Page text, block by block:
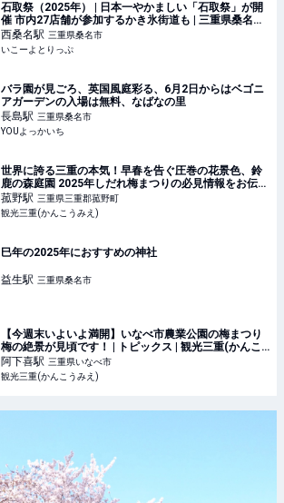
石取祭（2025年） | 日本一やかましい「石取祭」が開
催 市内27店舗が参加するかき氷街道も | 三重県桑名市 |
いこーよとりっぷ
西桑名駅 三重県桑名市
いこーよとりっぷ
バラ園が見ごろ、英国風庭彩る、6月2日からはベゴニ
アガーデンの入場は無料、なばなの里
長島駅 三重県桑名市
YOUよっかいち
世界に誇る三重の本気！早春を告ぐ圧巻の花景色、鈴
鹿の森庭園 2025年しだれ梅まつりの必見情報をお伝え
します♪ | トピックス | 観光三重(かんこうみえ)
菰野駅 三重県三重郡菰野町
観光三重(かんこうみえ)
巳年の2025年におすすめの神社
益生駅 三重県桑名市
【今週末いよいよ満開】いなべ市農業公園の梅まつり
梅の絶景が見頃です！ | トピックス | 観光三重(かんこ
うみえ)
阿下喜駅 三重県いなべ市
観光三重(かんこうみえ)